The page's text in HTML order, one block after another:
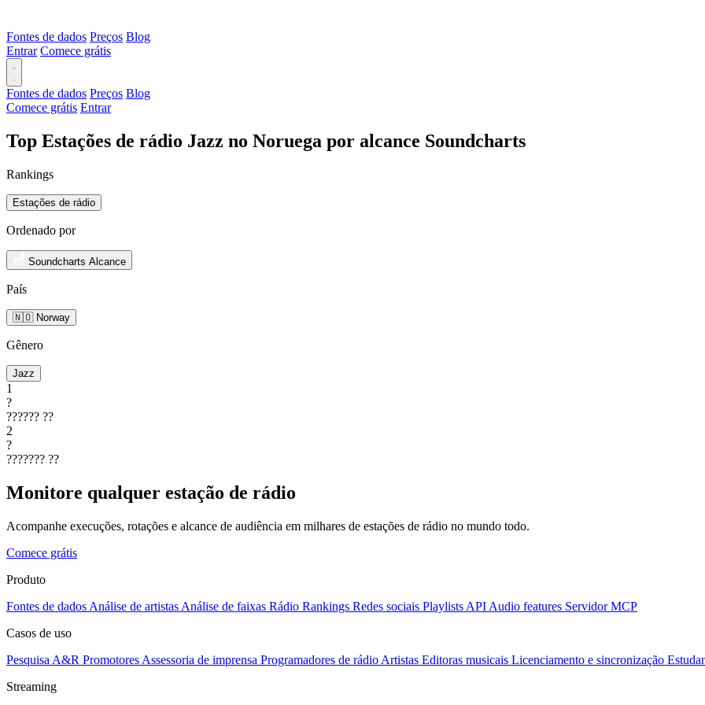
Fontes de dados Preços Blog
Entrar Comece grátis
Fontes de dados Preços Blog
Comece grátis Entrar
Top Estações de rádio Jazz no Noruega por alcance Soundcharts
Rankings
Estações de rádio
Ordenado por
Soundcharts Alcance
País
🇳🇴 Norway
Gênero
Jazz
1
?
?????? ??
2
?
??????? ??
Monitore qualquer estação de rádio
Acompanhe execuções, rotações e alcance de audiência em milhares de estações de rádio no mundo todo.
Comece grátis
Produto
Fontes de dados Análise de artistas Análise de faixas Rádio Rankings Redes sociais Playlists API Audio features Servidor MCP
Casos de uso
Pesquisa A&R Promotores Assessoria de imprensa Programadores de rádio Artistas Editoras musicais Licenciamento e sincronização
Streaming